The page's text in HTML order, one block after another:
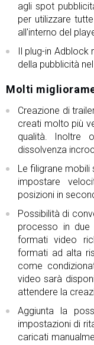
agli spot
per utilizzare
all'interno del
Il plug-in Adblock
della pubblicità
Molti
Creazione di
creati molto più
qualità. Inoltre
dissolvenza
Le filigrane
impostare
posizioni in
Possibilità di
processo in
formati video
formati ad alta
come
video sarà
attendere la
Aggiunta la
impostazioni di
caricati